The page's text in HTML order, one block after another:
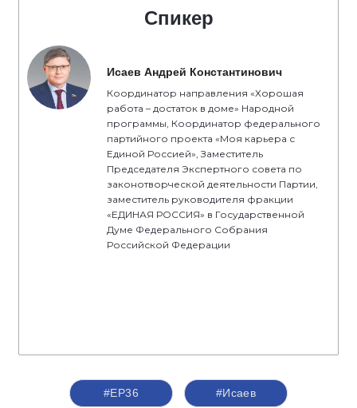
Спикер
Исаев Андрей Константинович
Координатор направления «Хорошая
работа – достаток в доме» Народной
программы, Координатор федерального
партийного проекта «Моя карьера с
Единой Россией», Заместитель
Председателя Экспертного совета по
законотворческой деятельности Партии,
заместитель руководителя фракции
«ЕДИНАЯ РОССИЯ» в Государственной
Думе Федерального Собрания
Российской Федерации
#ЕР36 #Исаев